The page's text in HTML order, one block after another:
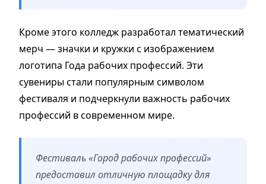
Кроме этого колледж разработал тематический
мерч — значки и кружки с изображением
логотипа Года рабочих профессий. Эти
сувениры стали популярным символом
фестиваля и подчеркнули важность рабочих
профессий в современном мире.
Фестиваль «Город рабочих профессий»
предоставил отличную площадку для